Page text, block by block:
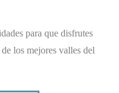
para que disfrutes
los mejores valles del